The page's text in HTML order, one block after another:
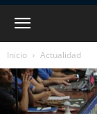
Inicio Actualidad